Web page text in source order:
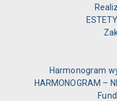
Harmonogram
HARMONOGRAM –